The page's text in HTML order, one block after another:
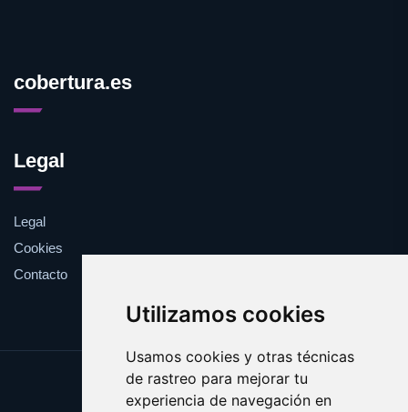
Utilizamos cookies
Usamos cookies y otras técnicas
de rastreo para mejorar tu
experiencia de navegación en
cobertura.es
Legal
Legal
Cookies
Contacto
Update cookies preferences